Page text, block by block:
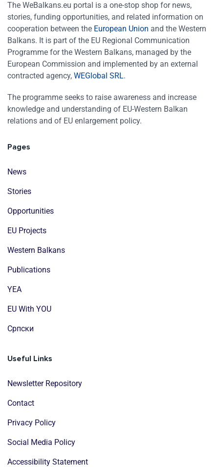
The WeBalkans.eu portal is a one-stop shop for news,
stories, funding opportunities, and related information on
cooperation between the European Union and the Western
Balkans. It is part of the EU Regional Communication
Programme for the Western Balkans, managed by the
European Commission and implemented by an external
contracted agency, WEGlobal SRL.
The programme seeks to raise awareness and increase
knowledge and understanding of EU-Western Balkan
relations and of EU enlargement policy.
Pages
News
Stories
Opportunities
EU Projects
Western Balkans
Publications
YEA
EU With YOU
Cрпски
Useful Links
Newsletter Repository
Contact
Privacy Policy
Social Media Policy
Accessibility Statement